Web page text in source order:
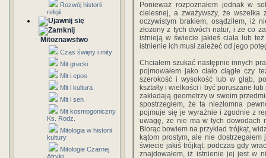
Rozwój historii
religii
Mitoznawstwo
Czas święty i mity
Mit grecki
Mit i epos
Mit i kultura
Mit i sen
Mit kosmogoniczny
Ks. Rodz.
Mitologia w historii
kultury
Mitologie Czarnej
Afryki
Ponieważ rozpoznałem jednak w
cielesnej, a zważywszy, że wszelka
oczywistym brakiem, osądziłem, iż
złożony z tych dwóch natur, i że co
istnieją w świecie jakieś ciała lub też
istnienie ich musi zależeć od jego
Chciałem szukać następnie innych
pojmowałem jako ciało ciągłe czy
szerokość i wysokość lub w głąb,
kształty i wielkości i być poruszane
zakładają geometrzy w swoim
spostrzegłem, że ta niezłomna
pojmuje się je wyraźnie i zgodnie z
uwagę, że nie ma w tych dowodach
Biorąc bowiem na przykład trójkąt,
kątom prostym, ale nie
świecie jakiś trójkąt; podczas gdy
znajdowałem, iż istnienie jej jest w